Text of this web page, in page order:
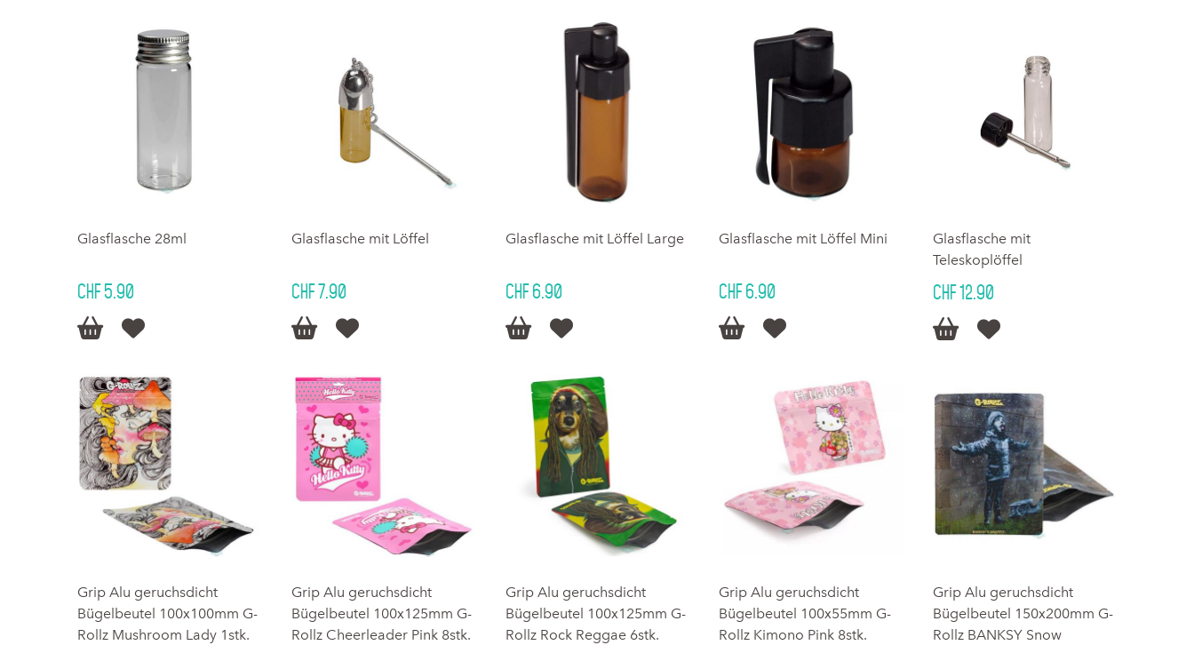
Glasflasche 28ml
CHF 5.90
 
Glasflasche mit Löffel
CHF 7.90
 
Glasflasche mit Löffel Large
CHF 6.90
 
Glasflasche mit Löffel Mini
CHF 6.90
 
Glasflasche mit
Teleskoplöffel
CHF 12.90
 
Grip Alu geruchsdicht
Bügelbeutel 100x100mm G-
Rollz Mushroom Lady 1stk.
Grip Alu geruchsdicht
Bügelbeutel 100x125mm G-
Rollz Cheerleader Pink 8stk.
Grip Alu geruchsdicht
Bügelbeutel 100x125mm G-
Rollz Rock Reggae 6stk.
Grip Alu geruchsdicht
Bügelbeutel 100x55mm G-
Rollz Kimono Pink 8stk.
Grip Alu geruchsdicht
Bügelbeutel 150x200mm G-
Rollz BANKSY Snow